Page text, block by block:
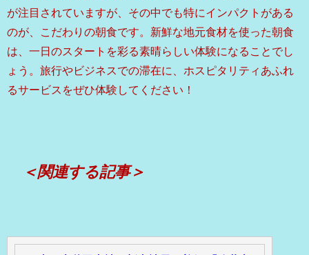
が注目されていますが、その中でも特にインパクトがある
のが、こだわりの朝食です。新鮮な地元食材を使った朝食
は、一日のスタートを彩る素晴らしい体験になることでし
ょう。旅行やビジネスでの滞在に、ホスピタリティあふれ
るサービスをぜひ体験してください！
＜関連する記事＞